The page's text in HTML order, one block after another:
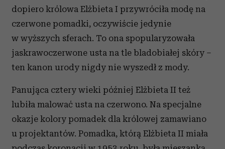
dopiero królowa Elżbieta I przywróciła modę na
czerwone pomadki, oczywiście jedynie
w wyższych sferach. To ona spopularyzowała
jaskrawoczerwone usta na tle bladobiałej skóry –
ten kanon urody nigdy nie wyszedł z mody.
Panująca cztery wieki później Elżbieta II też
lubiła malować usta na czerwono. Na specjalne
okazje kolory pomadek dla królowej zamawiano
u projektantów. Pomadka, którą Elżbieta II miała